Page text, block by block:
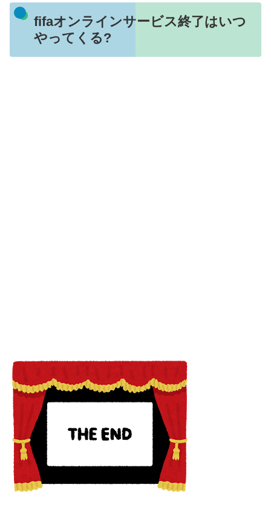
fifaオンラインサービス終了はいつ
やってくる?